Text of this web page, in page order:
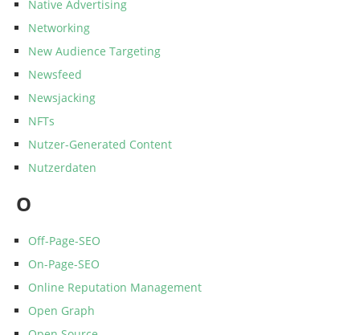
Native Advertising
Networking
New Audience Targeting
Newsfeed
Newsjacking
NFTs
Nutzer-Generated Content
Nutzerdaten
O
Off-Page-SEO
On-Page-SEO
Online Reputation Management
Open Graph